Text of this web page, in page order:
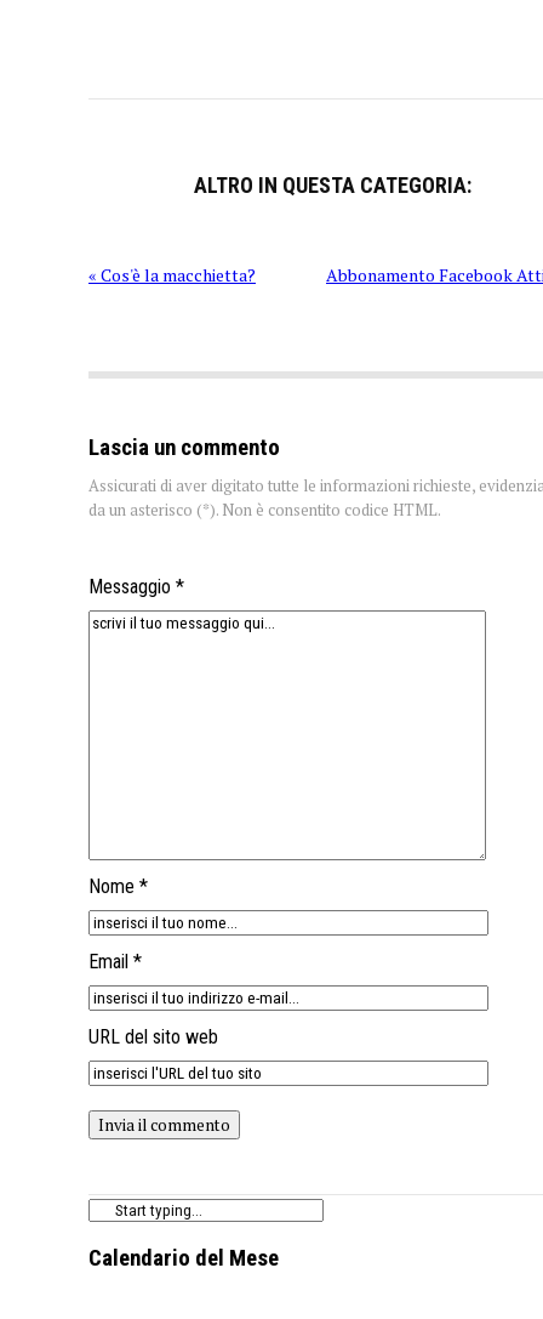
ALTRO IN QUESTA CATEGORIA:
« Cos'è la macchietta? Abbonamento Facebook
Lascia un commento
Assicurati di aver digitato tutte le informazioni richieste,
da un asterisco (*). Non è consentito codice HTML.
Messaggio *
Nome *
Email *
URL del sito web
Calendario del Mese